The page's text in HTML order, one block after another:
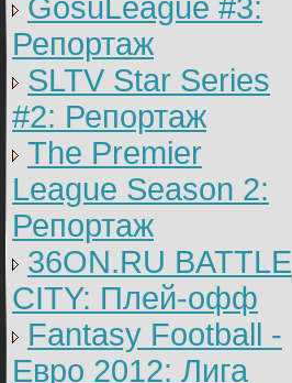
GosuLeague #3:
Репортаж
SLTV Star Series
#2: Репортаж
The Premier
League Season 2:
Репортаж
36ON.RU BATTLE
CITY: Плей-офф
Fantasy Football -
Евро 2012: Лига